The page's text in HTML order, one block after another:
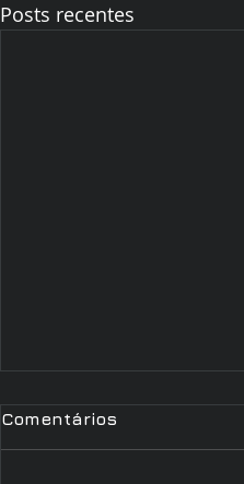
Posts recentes
Comentários